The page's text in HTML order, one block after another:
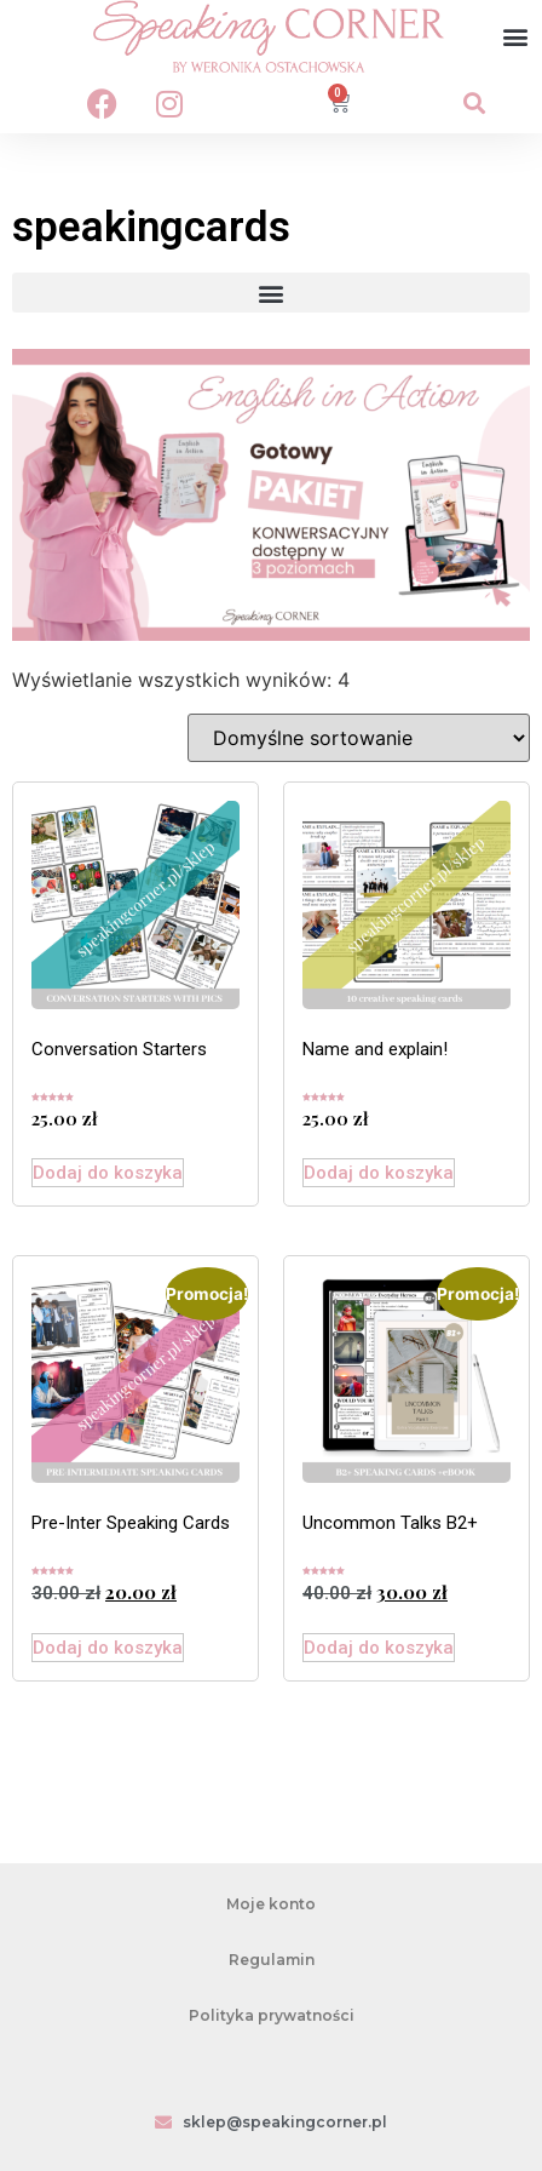
0
speakingcards
Wyświetlanie wszystkich wyników: 4
Conversation Starters
5.00
na 5
25.00 zł
Dodaj do koszyka
Name and explain!
5.00
na 5
25.00 zł
Dodaj do koszyka
Promocja!
Pre-Inter Speaking Cards
5.00
na 5
30.00zł 20.00 zł
Dodaj do koszyka
Promocja!
Uncommon Talks B2+
5.00
na 5
40.00zł 30.00 zł
Dodaj do koszyka
Moje konto
Regulamin
Polityka prywatności
sklep@speakingcorner.pl